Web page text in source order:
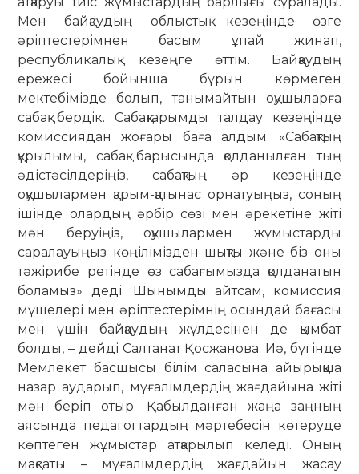
Мен байқаудың облыстық кезеңінде өзге
әріптестерімнен басым ұпай жинап,
республикалық кезеңге өттім. Байқаудың
ережесі бойынша бұрын көрмеген
мектебімізде болып, танымайтын оқушыларға
сабақ бердік. Сабақтарымды талдау кезеңінде
комиссиядан жоғары баға алдым. «Сабақтың
құрылымы, сабақ барысында қолданылған тың
әдістәсілдеріңіз, сабақтың әр кезеңінде
оқушылармен қарым-қатынас орнатуыңыз, соның
ішінде олардың әрбір сөзі мен әрекетіне жіті
мән беруіңіз, оқушылармен жұмыстарды
саралауыңыз көңілімізден шықты және біз оны
тәжірибе ретінде өз сабағымызда қолданатын
боламыз» деді. Шынымды айтсам, комиссия
мүшелері мен әріптестерімнің осындай бағасы
мен үшін байқаудың жүлдесінен де қымбат
болды, – дейді Салтанат Қосжанова. Иә, бүгінде
Мемлекет басшысы білім саласына айырықша
назар аударып, мұғалімдердің жағдайына жіті
мән беріп отыр. Қабылданған жаңа заңның
аясында педагогтардың мәртебесін көтеруде
көптеген жұмыстар атқарылып келеді. Оның
мақсаты – мұғалімдердің жағдайын жасау